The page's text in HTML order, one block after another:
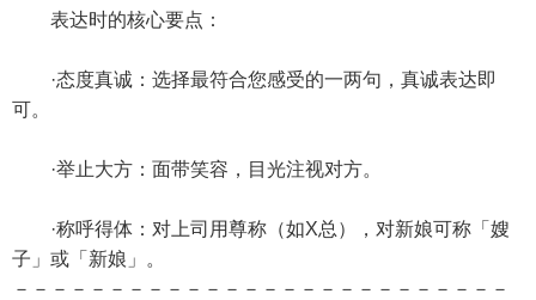
表达时的核心要点：
·态度真诚：选择最符合您感受的一两句，真诚表达即
可。
·举止大方：面带笑容，目光注视对方。
·称呼得体：对上司用尊称（如X总），对新娘可称「嫂
子」或「新娘」。
－－－－－－－－－－－－－－－－－－－－－－－－－－